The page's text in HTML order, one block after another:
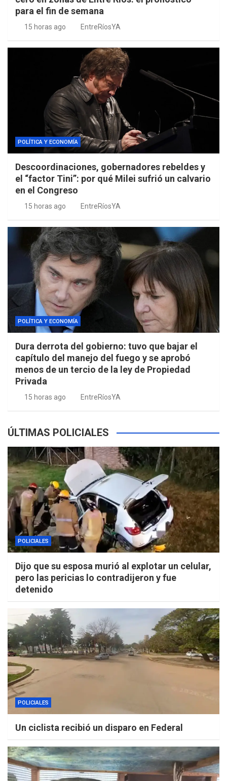
para el fin de semana
15 horas ago EntreRíosYA
POLÍTICA Y ECONOMÍA
Descoordinaciones, gobernadores rebeldes y
el “factor Tini”: por qué Milei sufrió un calvario
en el Congreso
15 horas ago EntreRíosYA
POLÍTICA Y ECONOMÍA
Dura derrota del gobierno: tuvo que bajar el
capítulo del manejo del fuego y se aprobó
menos de un tercio de la ley de Propiedad
Privada
15 horas ago EntreRíosYA
ÚLTIMAS POLICIALES
POLICIALES
Dijo que su esposa murió al explotar un celular,
pero las pericias lo contradijeron y fue
detenido
POLICIALES
Un ciclista recibió un disparo en Federal